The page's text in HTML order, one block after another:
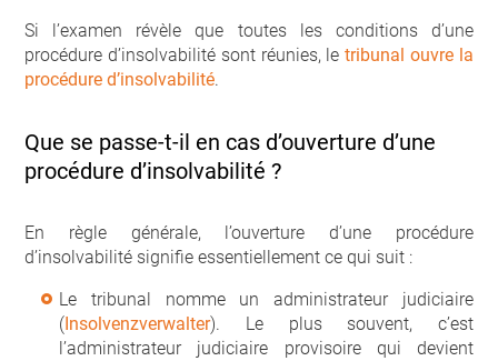
Si l’examen révèle que toutes les conditions d’une
procédure d’insolvabilité sont réunies, le tribunal ouvre la
procédure d’insolvabilité.
Que se passe-t-il en cas d’ouverture d’une
procédure d’insolvabilité ?
En règle générale, l’ouverture d’une procédure
d’insolvabilité signifie essentiellement ce qui suit :
Le tribunal nomme un administrateur judiciaire
(Insolvenzverwalter). Le plus souvent, c’est
l’administrateur judiciaire provisoire qui devient